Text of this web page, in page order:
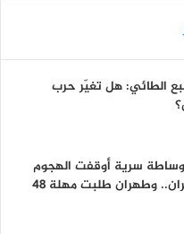
الطائي: هل تغيّر حرب
سرية أوقفت الهجوم
الأمريكي على إيران.. وطهران طلبت مهلة 48